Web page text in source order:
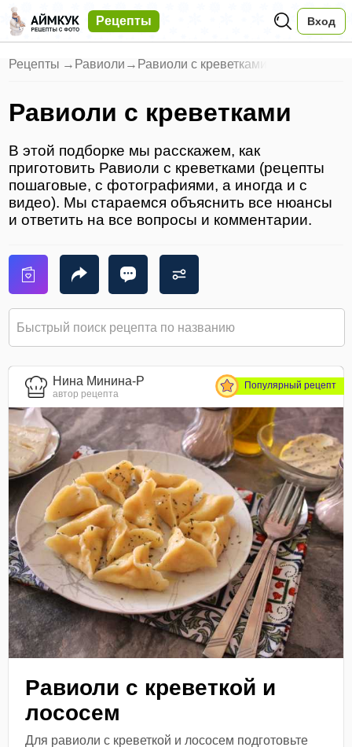
Рецепты Вход
Рецепты → Равиоли → Равиоли с креветками
Равиоли с креветками
В этой подборке мы расскажем, как
приготовить Равиоли с креветками (рецепты
пошаговые, с фотографиями, а иногда и с
видео). Мы стараемся объяснить все нюансы
и ответить на все вопросы и комментарии.
Нина Минина-Р
автор рецепта
Популярный рецепт
Равиоли с креветкой и
лососем
Для равиоли с креветкой и лососем подготовьте